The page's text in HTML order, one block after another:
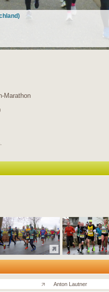
Marathon
Anton Lautner